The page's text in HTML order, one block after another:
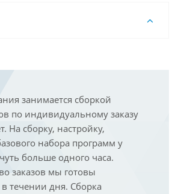
занимается сборкой
по индивидуальному заказу
На сборку, настройку,
набора программ у
больше одного часа.
заказов мы готовы
течении дня. Сборка